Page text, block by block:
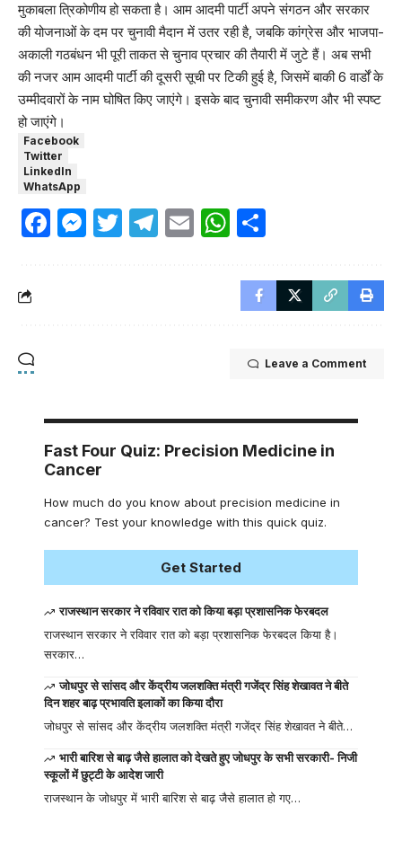
मुकाबला त्रिकोणीय हो सकता है। आम आदमी पार्टी अपने संगठन और सरकार
की योजनाओं के दम पर चुनावी मैदान में उतर रही है, जबकि कांग्रेस और भाजपा-
अकाली गठबंधन भी पूरी ताकत से चुनाव प्रचार की तैयारी में जुटे हैं। अब सभी
की नजर आम आदमी पार्टी की दूसरी सूची पर टिकी हुई है, जिसमें बाकी 6 वार्डों के
उम्मीदवारों के नाम घोषित किए जाएंगे। इसके बाद चुनावी समीकरण और भी स्पष्ट
हो जाएंगे।
Facebook
Twitter
LinkedIn
WhatsApp
Facebook
Messenger
Twitter
Telegram
EmailWhatsApp
Leave a Comment
Fast Four Quiz: Precision Medicine in
Cancer
How much do you know about precision medicine in
cancer? Test your knowledge with this quick quiz.
Get Started
राजस्थान सरकार ने रविवार रात को किया बड़ा प्रशासनिक फेरबदल
राजस्थान सरकार ने रविवार रात को बड़ा प्रशासनिक फेरबदल किया है।
सरकार…
जोधपुर से सांसद और केंद्रीय जलशक्ति मंत्री गजेंद्र सिंह शेखावत ने बीते
दिन शहर बाढ़ प्रभावति इलाकों का किया दौरा
जोधपुर से सांसद और केंद्रीय जलशक्ति मंत्री गजेंद्र सिंह शेखावत ने बीते…
भारी बारिश से बाढ़ जैसे हालात को देखते हुए जोधपुर के सभी सरकारी- निजी
स्कूलों में छुट्टी के आदेश जारी
राजस्थान के जोधपुर में भारी बारिश से बाढ़ जैसे हालात हो गए…